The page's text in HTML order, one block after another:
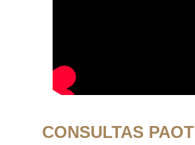
CONSULTAS PAOT